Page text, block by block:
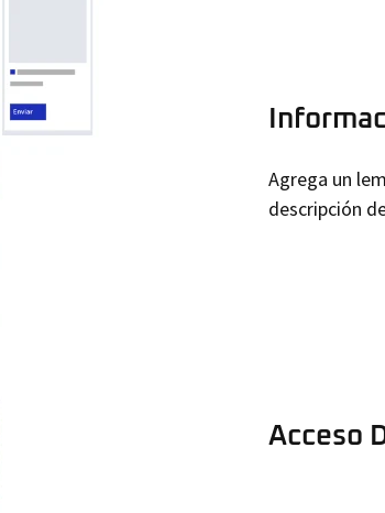
Agrega un
descripción
Acceso